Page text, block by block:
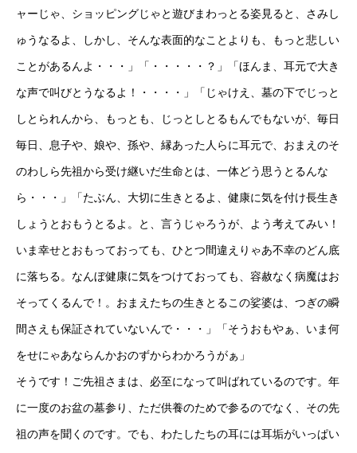
ャーじゃ、ショッピングじゃと遊びまわっとる姿見ると、さみし
ゅうなるよ、しかし、そんな表面的なことよりも、もっと悲しい
ことがあるんよ・・・」「・・・・・？」「ほんま、耳元で大き
な声で叫びとうなるよ！・・・・」「じゃけえ、墓の下でじっと
しとられんから、もっとも、じっとしとるもんでもないが、毎日
毎日、息子や、娘や、孫や、縁あった人らに耳元で、おまえのそ
のわしら先祖から受け継いだ生命とは、一体どう思うとるんな
ら・・・」「たぶん、大切に生きとるよ、健康に気を付け長生き
しょうとおもうとるよ。と、言うじゃろうが、よう考えてみい！
いま幸せとおもっておっても、ひとつ間違えりゃあ不幸のどん底
に落ちる。なんぼ健康に気をつけておっても、容赦なく病魔はお
そってくるんで！。おまえたちの生きとるこの娑婆は、つぎの瞬
間さえも保証されていないんで・・・」「そうおもやぁ、いま何
をせにゃあならんかおのずからわかろうがぁ」
そうです！ご先祖さまは、必至になって叫ばれているのです。年
に一度のお盆の墓参り、ただ供養のためで参るのでなく、その先
祖の声を聞くのです。でも、わたしたちの耳には耳垢がいっぱい